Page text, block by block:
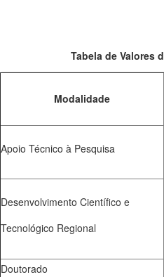
Tabela de Valores
Modalidade
Apoio Técnico à Pesquisa
Desenvolvimento Científico e
Tecnológico Regional
Doutorado